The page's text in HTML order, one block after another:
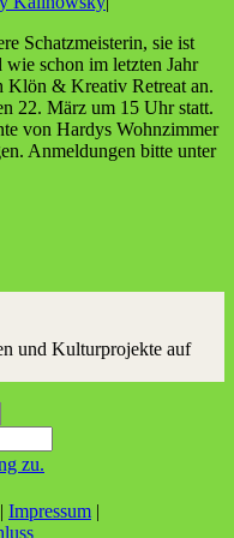
Schatz­meis­te­rin, sie ist
schon im letz­ten Jahr
Klön & Krea­tiv Retre­at an.
22. März um 15 Uhr statt.
von Har­dys Wohn­zim­mer
Anmel­dun­gen bit­te unter
und Kulturprojekte auf
zu.
Impressum |